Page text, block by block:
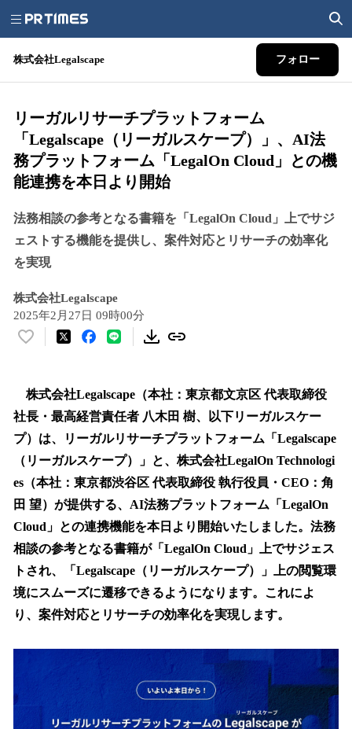
株式会社Legalscape フォロー
リーガルリサーチプラットフォーム
「Legalscape（リーガルスケープ）」、AI法
務プラットフォーム「LegalOn Cloud」との機
能連携を本日より開始
法務相談の参考となる書籍を「LegalOn Cloud」上でサジ
ェストする機能を提供し、案件対応とリサーチの効率化
を実現
株式会社Legalscape
2025年2月27日 09時00分
い
！
数
を
読
み
込
み
中
で
す
株式会社Legalscape（本社：東京都文京区 代表取締役
社長・最高経営責任者 八木田 樹、以下リーガルスケー
プ）は、リーガルリサーチプラットフォーム「Legalscape
（リーガルスケープ）」と、株式会社LegalOn Technologi
es（本社：東京都渋谷区 代表取締役 執行役員・CEO：角
田 望）が提供する、AI法務プラットフォーム「LegalOn
Cloud」との連携機能を本日より開始いたしました。法務
相談の参考となる書籍が「LegalOn Cloud」上でサジェス
トされ、「Legalscape（リーガルスケープ）」上の閲覧環
境にスムーズに遷移できるようになります。これによ
り、案件対応とリサーチの効率化を実現します。